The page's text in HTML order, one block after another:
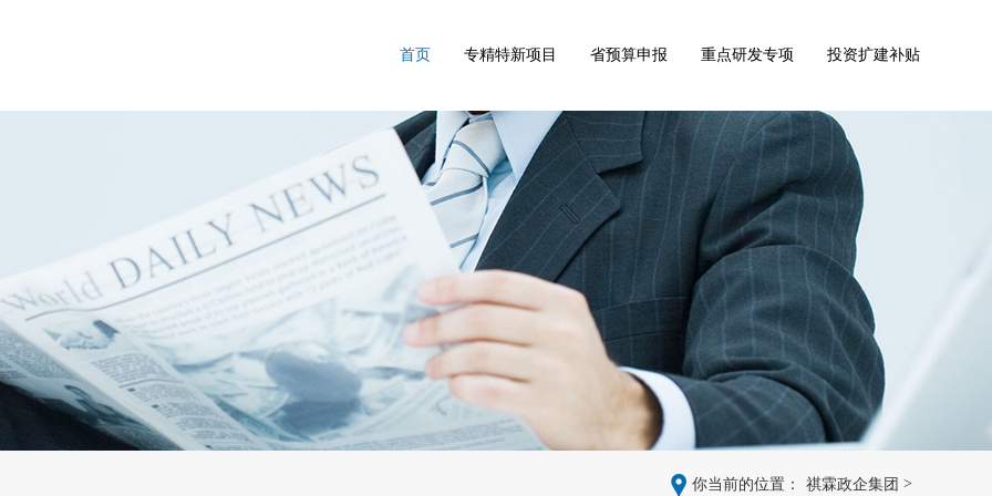
首页 专精特新项目 省预算申报 重点研发专项 投资扩建补贴
你当前的位置： 祺霖政企集团 >